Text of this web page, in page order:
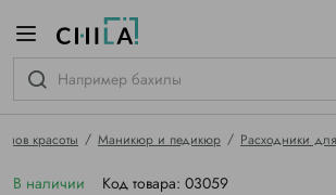
красоты Маникюр и педикюр Расходники
В наличии Код товара: 03059
гамме